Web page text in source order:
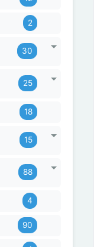
2
30
25
18
15
88
4
90